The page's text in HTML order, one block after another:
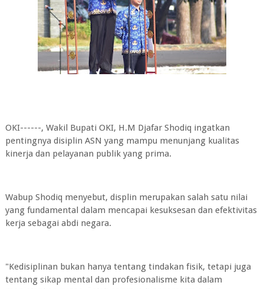
OKI------, Wakil Bupati OKI, H.M Djafar Shodiq ingatkan
pentingnya disiplin ASN yang mampu menunjang kualitas
kinerja dan pelayanan publik yang prima.
Wabup Shodiq menyebut, displin merupakan salah satu nilai
yang fundamental dalam mencapai kesuksesan dan efektivitas
kerja sebagai abdi negara.
"Kedisiplinan bukan hanya tentang tindakan fisik, tetapi juga
tentang sikap mental dan profesionalisme kita dalam